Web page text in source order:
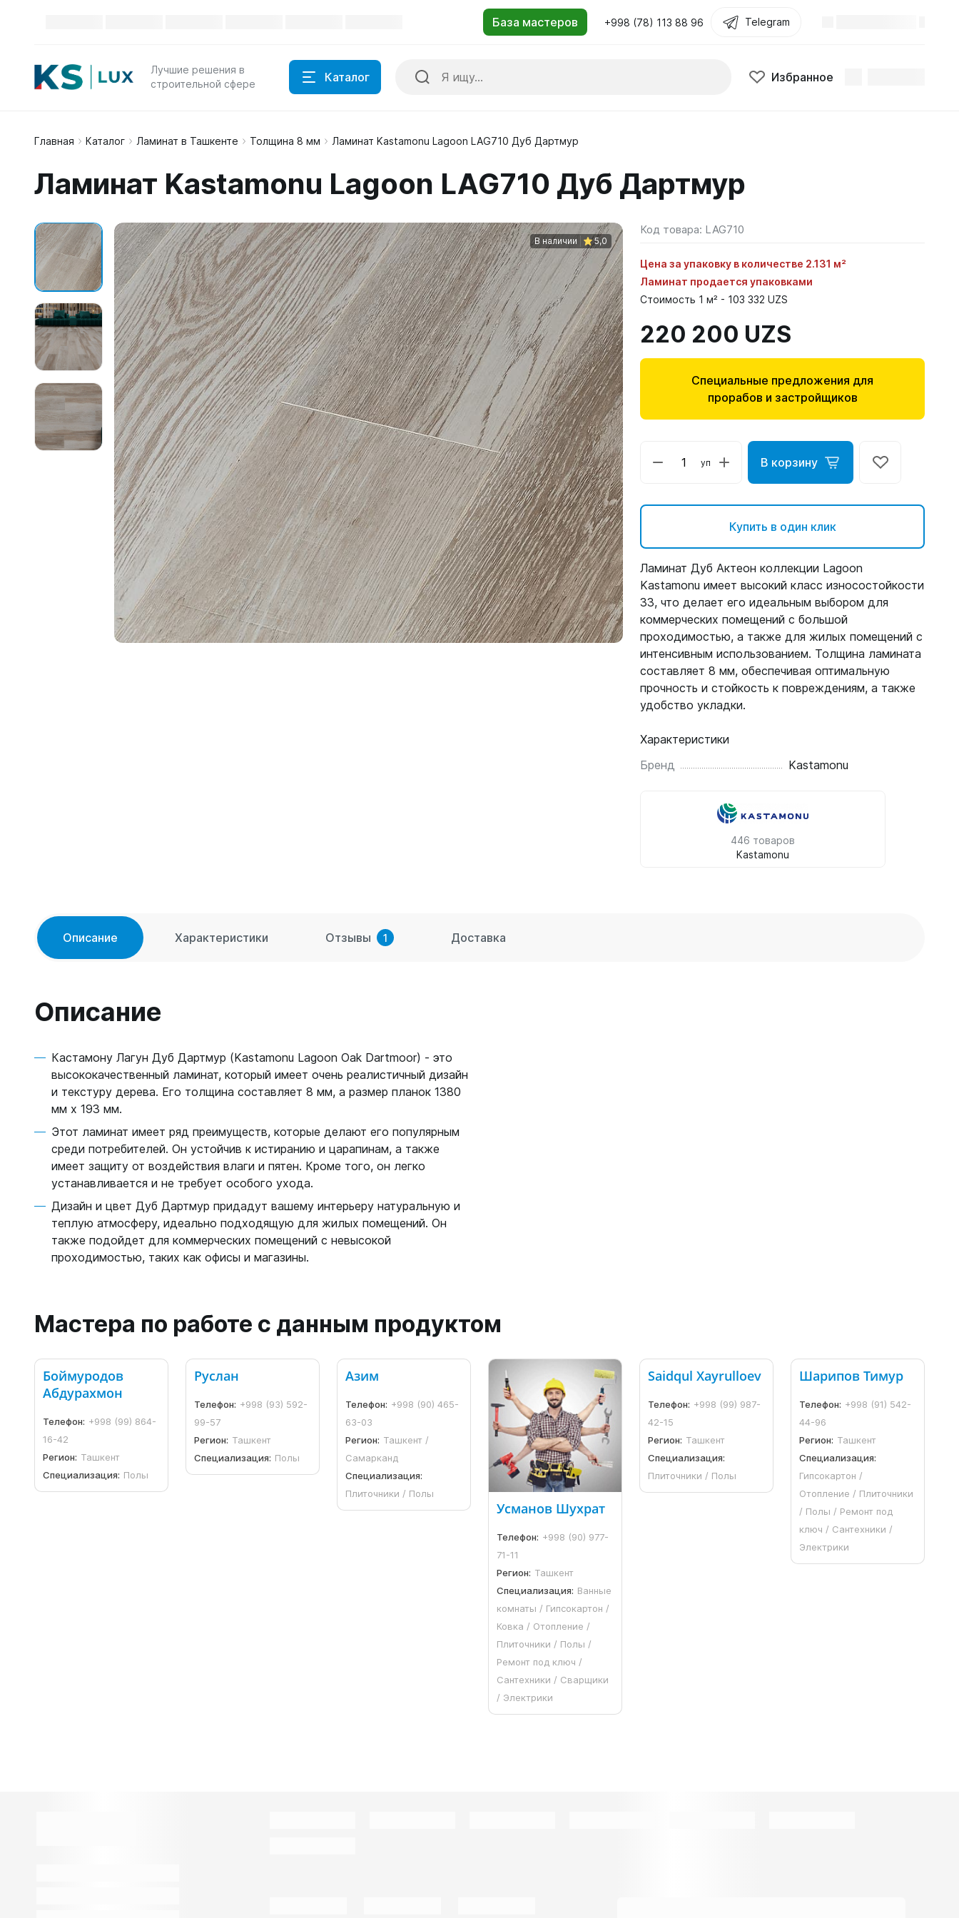
+998 (78) 113 88 96 Telegram
Лучшие решения в
строительной сфере
Каталог Избранное
Главная Каталог Ламинат в Ташкенте Толщина 8 мм Ламинат Kastamonu Lagoon LAG710 Дуб Дартмур
Ламинат Kastamonu Lagoon LAG710 Дуб Дартмур
В наличии 5,0
Код товара: LAG710
Цена за упаковку в количестве 2.131 м²
Ламинат продается упаковками
Стоимость 1 м² - 103 332 UZS
220 200 UZS
Специальные предложения для
прорабов и застройщиков
уп В корзину
Купить в один клик
Ламинат Дуб Актеон коллекции Lagoon
Kastamonu имеет высокий класс износостойкости
33, что делает его идеальным выбором для
коммерческих помещений с большой
проходимостью, а также для жилых помещений с
интенсивным использованием. Толщина ламината
составляет 8 мм, обеспечивая оптимальную
прочность и стойкость к повреждениям, а также
удобство укладки.
Характеристики
Бренд
Kastamonu
446 товаров
Kastamonu
Описание Характеристики Отзывы 1 Доставка
Описание
Кастамону Лагун Дуб Дартмур (Kastamonu Lagoon Oak Dartmoor) - это
высококачественный ламинат, который имеет очень реалистичный дизайн
и текстуру дерева. Его толщина составляет 8 мм, а размер планок 1380
мм х 193 мм.
Этот ламинат имеет ряд преимуществ, которые делают его популярным
среди потребителей. Он устойчив к истиранию и царапинам, а также
имеет защиту от воздействия влаги и пятен. Кроме того, он легко
устанавливается и не требует особого ухода.
Дизайн и цвет Дуб Дартмур придадут вашему интерьеру натуральную и
теплую атмосферу, идеально подходящую для жилых помещений. Он
также подойдет для коммерческих помещений с невысокой
проходимостью, таких как офисы и магазины.
Мастера по работе с данным продуктом
Боймуродов
Абдурахмон
Телефон: +998 (99) 864-
16-42
Регион: Ташкент
Специализация: Полы
Руслан
Телефон: +998 (93) 592-
99-57
Регион: Ташкент
Специализация: Полы
Азим
Телефон: +998 (90) 465-
63-03
Регион: Ташкент /
Самарканд
Специализация:
Плиточники / Полы
Усманов Шухрат
Телефон: +998 (90) 977-
71-11
Регион: Ташкент
Специализация: Ванные
комнаты / Гипсокартон /
Ковка / Отопление /
Плиточники / Полы /
Ремонт под ключ /
Сантехники / Сварщики
/ Электрики
Saidqul Xayrulloev
Телефон: +998 (99) 987-
42-15
Регион: Ташкент
Специализация:
Плиточники / Полы
Шарипов Тимур
Телефон: +998 (91) 542-
44-96
Регион: Ташкент
Специализация:
Гипсокартон /
Отопление / Плиточники
/ Полы / Ремонт под
ключ / Сантехники /
Электрики